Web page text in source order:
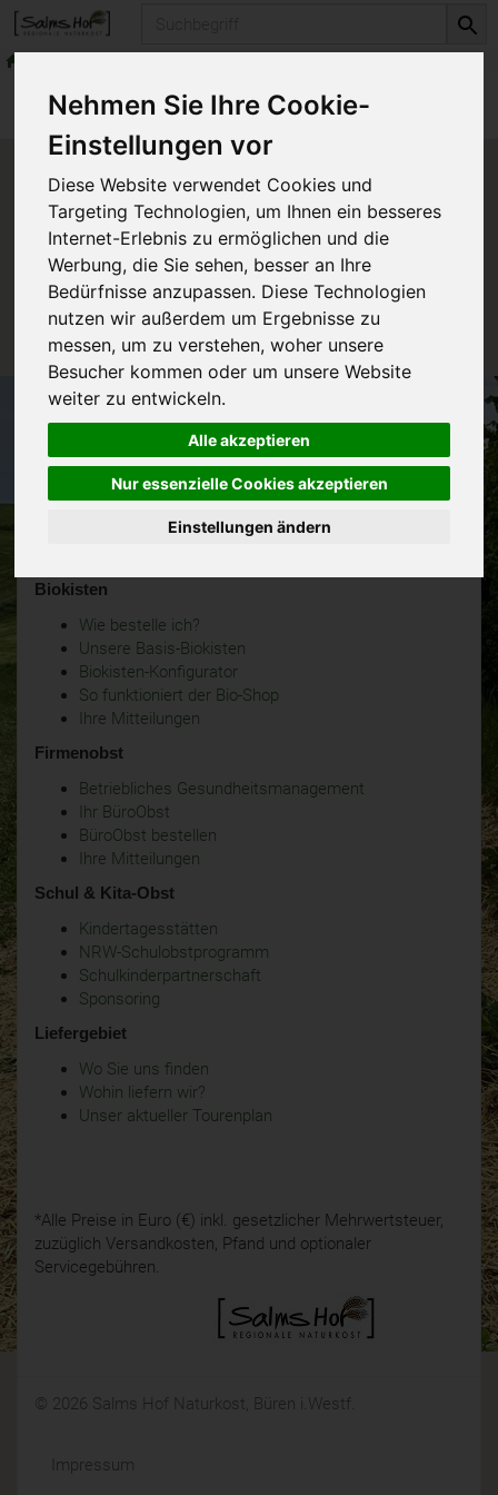
Nehmen Sie Ihre Cookie-
Einstellungen vor
Diese Website verwendet Cookies und
Targeting Technologien, um Ihnen ein besseres
Internet-Erlebnis zu ermöglichen und die
Werbung, die Sie sehen, besser an Ihre
Bedürfnisse anzupassen. Diese Technologien
nutzen wir außerdem um Ergebnisse zu
messen, um zu verstehen, woher unsere
Besucher kommen oder um unsere Website
weiter zu entwickeln.
Alle akzeptieren
Nur essenzielle Cookies akzeptieren
Einstellungen ändern
Produkte
Naturkosmetika
Dr. Hauschka Kosmetik
Produkt "Minze Zahncreme
forte" nicht verfügbar.
Das von Ihnen gesuchte Produkt ist leider zur Zeit
nicht verfügbar.
Biokisten
Wie bestelle ich?
Unsere Basis-Biokisten
Biokisten-Konfigurator
So funktioniert der Bio-Shop
Ihre Mitteilungen
Firmenobst
Betriebliches Gesundheitsmanagement
Ihr BüroObst
BüroObst bestellen
Ihre Mitteilungen
Schul & Kita-Obst
Kindertagesstätten
NRW-Schulobstprogramm
Schulkinderpartnerschaft
Sponsoring
Liefergebiet
Wo Sie uns finden
Wohin liefern wir?
Unser aktueller Tourenplan
*Alle Preise in Euro (€) inkl. gesetzlicher Mehrwertsteuer,
zuzüglich Versandkosten, Pfand und optionaler
Servicegebühren.
© 2026 Salms Hof Naturkost, Büren i.Westf.
Impressum